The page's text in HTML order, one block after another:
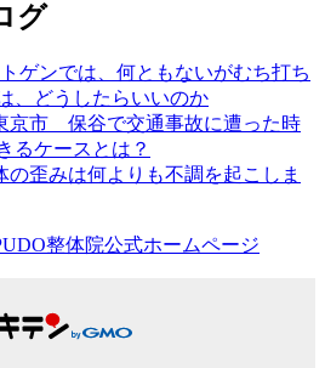
ゲンでは、何ともないがむち打ち
、どうしたらいいのか
京市 保谷で交通事故に遭った時
るケースとは？
の歪みは何よりも不調を起こしま